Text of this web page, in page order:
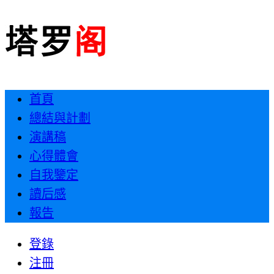
首頁
總結與計劃
演講稿
心得體會
自我鑒定
讀后感
報告
登錄
注冊